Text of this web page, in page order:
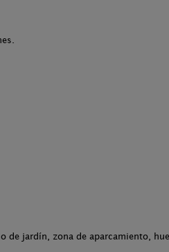
de jardín, zona de aparcamiento,